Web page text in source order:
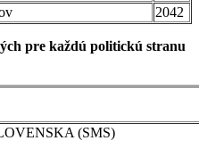
2042
pre každú politickú stranu
SLOVENSKA (SMS)